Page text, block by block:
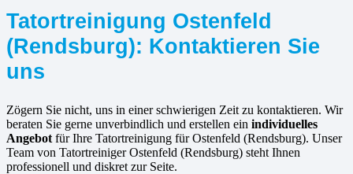
Tatortreinigung Ostenfeld
(Rendsburg): Kontaktieren Sie
uns
Zögern Sie nicht, uns in einer schwierigen Zeit zu kontaktieren. Wir
beraten Sie gerne unverbindlich und erstellen ein individuelles
Angebot für Ihre Tatortreinigung für Ostenfeld (Rendsburg). Unser
Team von Tatortreiniger Ostenfeld (Rendsburg) steht Ihnen
professionell und diskret zur Seite.